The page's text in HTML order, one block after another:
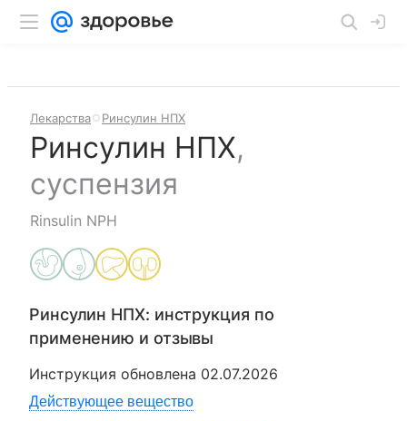
Лекарства Ринсулин НПХ
Ринсулин НПХ,
суспензия
Rinsulin NPH
Ринсулин НПХ: инструкция по
применению и отзывы
Инструкция обновлена 02.07.2026
Действующее вещество